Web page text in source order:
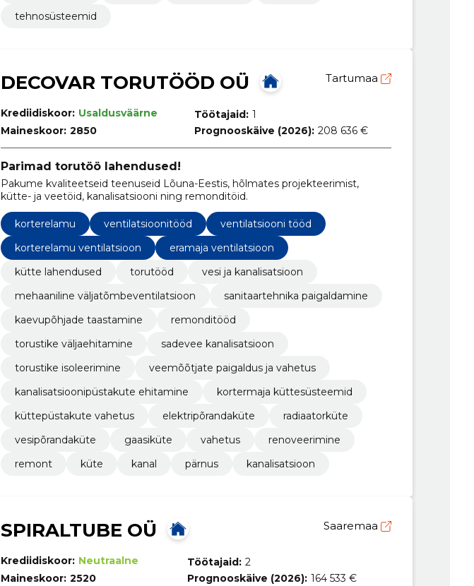
tehnosüsteemid
DECOVAR TORUTÖÖD OÜ Tartumaa
Krediidiskoor: Usaldusväärne
Maineskoor: 2850
Töötajaid: 1
Prognooskäive (2026): 208 636 €
Parimad torutöö lahendused!
Pakume kvaliteetseid teenuseid Lõuna-Eestis, hõlmates projekteerimist,
kütte- ja veetöid, kanalisatsiooni ning remonditöid.
korterelamu ventilatsioonitööd
ventilatsiooni tööd
korterelamu ventilatsioon
eramaja ventilatsioon
kütte lahendused
torutööd
vesi ja kanalisatsioon
mehaaniline väljatõmbeventilatsioon
sanitaartehnika paigaldamine
kaevupõhjade taastamine
remonditööd
torustike väljaehitamine
sadevee kanalisatsioon
torustike isoleerimine
veemõõtjate paigaldus ja vahetus
kanalisatsioonipüstakute ehitamine
kortermaja küttesüsteemid
küttepüstakute vahetus
elektripõrandaküte
radiaatorküte
vesipõrandaküte
gaasiküte vahetus
renoveerimine
remont
küte kanal pärnus kanalisatsioon
SPIRALTUBE OÜ Saaremaa
Krediidiskoor: Neutraalne
Maineskoor: 2520
Töötajaid: 2
Prognooskäive (2026): 164 533 €